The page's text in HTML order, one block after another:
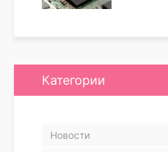
Категории
Новости